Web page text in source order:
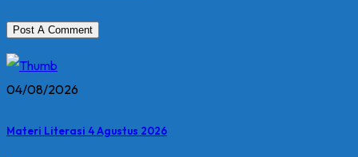
04/08/2026
Materi Literasi 4 Agustus 2026